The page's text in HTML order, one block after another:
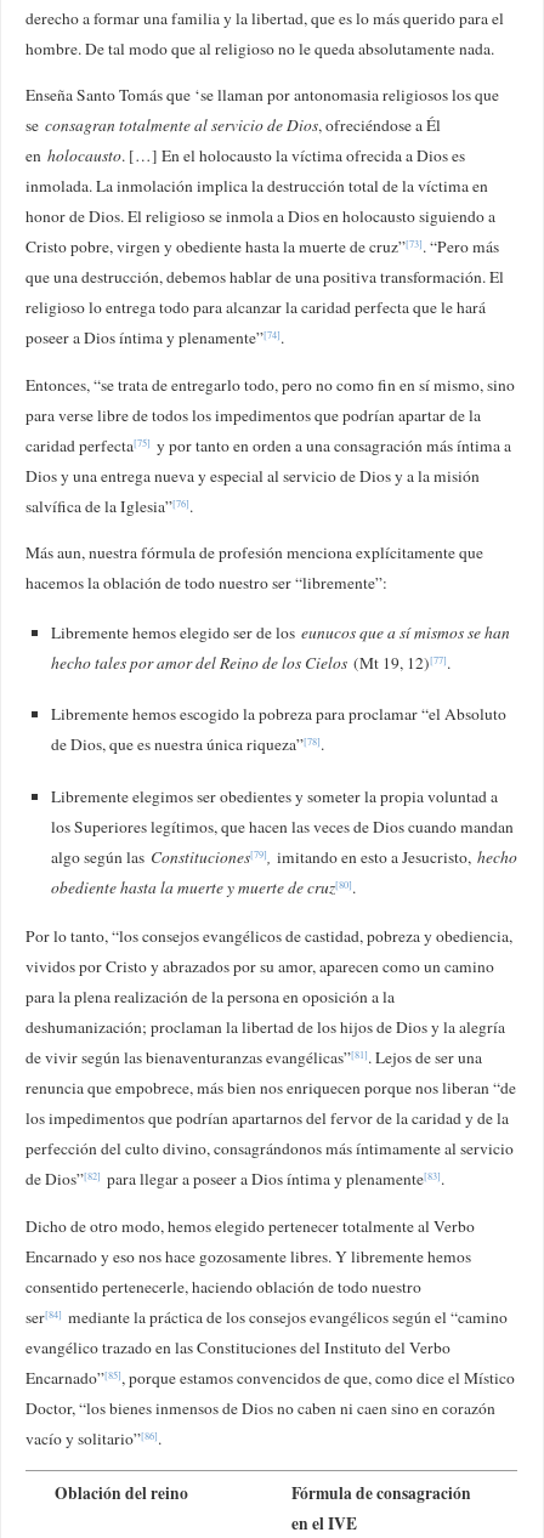
derecho a formar una familia y la libertad, que es lo más querido para el
hombre. De tal modo que al religioso no le queda absolutamente nada.
Enseña Santo Tomás que ‘se llaman por antonomasia religiosos los que
seconsagran totalmente al servicio de Dios, ofreciéndose a Él
enholocausto. […] En el holocausto la víctima ofrecida a Dios es
inmolada. La inmolación implica la destrucción total de la víctima en
honor de Dios. El religioso se inmola a Dios en holocausto siguiendo a
Cristo pobre, virgen y obediente hasta la muerte de cruz”[73]. “Pero más
que una destrucción, debemos hablar de una positiva transformación. El
religioso lo entrega todo para alcanzar la caridad perfecta que le hará
poseer a Dios íntima y plenamente”[74].
Entonces, “se trata de entregarlo todo, pero no como fin en sí mismo, sino
para verse libre de todos los impedimentos que podrían apartar de la
caridad perfecta[75] y por tanto en orden a una consagración más íntima a
Dios y una entrega nueva y especial al servicio de Dios y a la misión
salvífica de la Iglesia”[76].
Más aun, nuestra fórmula de profesión menciona explícitamente que
hacemos la oblación de todo nuestro ser “libremente”:
Libremente hemos elegido ser de los eunucos que a sí mismos se han
hecho tales por amor del Reino de los Cielos(Mt 19, 12)[77].
Libremente hemos escogido la pobreza para proclamar “el Absoluto
de Dios, que es nuestra única riqueza”[78].
Libremente elegimos ser obedientes y someter la propia voluntad a
los Superiores legítimos, que hacen las veces de Dios cuando mandan
algo según las Constituciones[79] imitando en esto a Jesucristo, hecho
obediente hasta la muerte y muerte de cruz[80].
Por lo tanto, “los consejos evangélicos de castidad, pobreza y obediencia,
vividos por Cristo y abrazados por su amor, aparecen como un camino
para la plena realización de la persona en oposición a la
deshumanización; proclaman la libertad de los hijos de Dios y la alegría
de vivir según las bienaventuranzas evangélicas”[81]. Lejos de ser una
renuncia que empobrece, más bien nos enriquecen porque nos liberan “de
los impedimentos que podrían apartarnos del fervor de la caridad y de la
perfección del culto divino, consagrándonos más íntimamente al servicio
de Dios”[82] para llegar a poseer a Dios íntima y plenamente[83].
Dicho de otro modo, hemos elegido pertenecer totalmente al Verbo
Encarnado y eso nos hace gozosamente libres. Y libremente hemos
consentido pertenecerle, haciendo oblación de todo nuestro
ser[84] mediante la práctica de los consejos evangélicos según el “camino
evangélico trazado en las Constituciones del Instituto del Verbo
Encarnado”[85], porque estamos convencidos de que, como dice el Místico
Doctor, “los bienes inmensos de Dios no caben ni caen sino en corazón
vacío y solitario”[86].
Oblación del reino
Fórmula de consagración
en el IVE